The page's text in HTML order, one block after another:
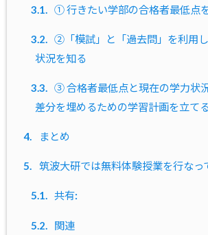
3.1. ① 行きたい学部の合格者最低点
3.2. ②「模試」と「過去問」を利用
状況を知る
3.3. ③ 合格者最低点と現在の学力状
差分を埋めるための学習計画を立て
4. まとめ
5. 筑波大研では無料体験授業を行なっ
5.1. 共有:
5.2. 関連